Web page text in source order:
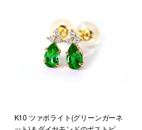
K10 ツァボライト(グリーンガーネ